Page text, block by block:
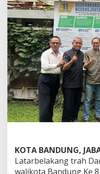
t
KOTA BANDUNG,
Latarbelakang trah
walikota Bandung Ke